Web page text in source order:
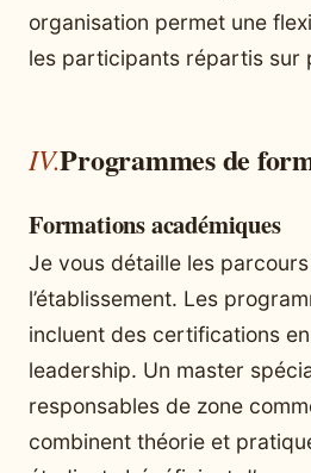
organisation permet une
les participants répartis sur
Programmes de
Formations académiques
Je vous détaille les
l’établissement. Les
incluent des certifications
leadership. Un master
responsables de zone
combinent théorie et